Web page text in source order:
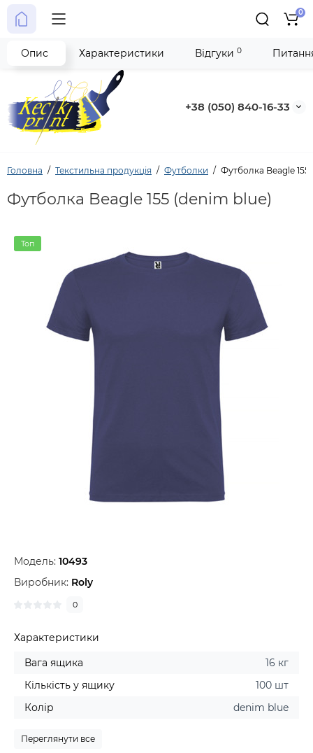
+38 (050) 840-16-33
0
Головна Текстильна продукція Футболки Футболка Beagle
Футболка Beagle 155 (denim blue)
Топ
Модель: 10493
Виробник: Roly
0
Характеристики
Вага ящика
16 кг
Кількість у ящику
100 шт
Колір
denim blue
Переглянути все
Опис Характеристики Відгуки 0